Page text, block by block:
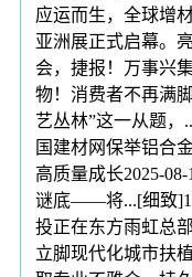
应运而生，全球增
亚洲展正式启幕。
会，捷报！万事兴
物！消费者不再满
艺丛林”这一从题，
国建材网保举铝合
高质量成长2025-
谜底——将...[细致
投正在东方雨虹总
立脚现代化城市扶